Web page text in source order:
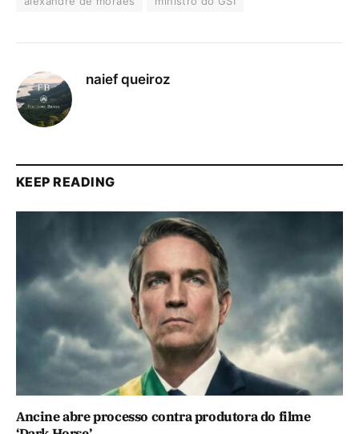
naief queiroz
KEEP READING
Ancine abre processo contra produtora do filme